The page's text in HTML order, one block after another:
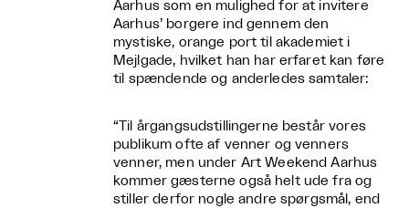
Aarhus som en mulighed for at invitere
Aarhus’ borgere ind gennem den
mystiske, orange port til akademiet i
Mejlgade, hvilket han har erfaret kan føre
til spændende og anderledes samtaler:
“Til årgangsudstillingerne består vores
publikum ofte af venner og venners
venner, men under Art Weekend Aarhus
kommer gæsterne også helt ude fra og
stiller derfor nogle andre spørgsmål, end